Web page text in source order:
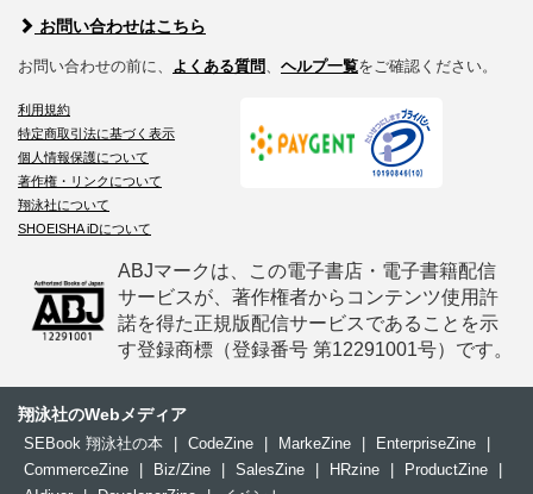
お問い合わせはこちら
お問い合わせの前に、 よくある質問、 ヘルプ一覧をご確認ください。
利用規約
特定商取引法に基づく表示
個人情報保護について
著作権・リンクについて
翔泳社について
SHOEISHA iDについて
ABJマークは、この電子書店・電子書籍配信
サービスが、著作権者からコンテンツ使用許
諾を得た正規版配信サービスであることを示
す登録商標（登録番号 第12291001号）です。
翔泳社のWebメディア
SEBook 翔泳社の本 CodeZine MarkeZine EnterpriseZine
CommerceZine
Biz/Zine SalesZine HRzine ProductZine